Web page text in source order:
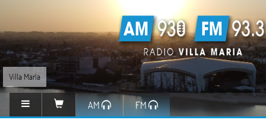
Villa María
AM FM